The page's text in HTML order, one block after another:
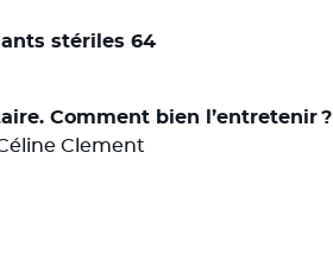
stériles 64
Comment bien l’entretenir ?
Clement